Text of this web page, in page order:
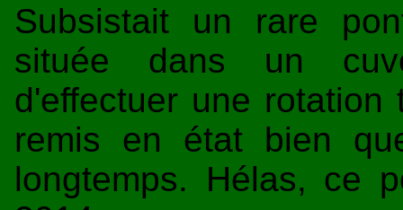
Subsistait un rare
située dans un
d'effectuer une
remis en état bien
longtemps. Hélas, ce